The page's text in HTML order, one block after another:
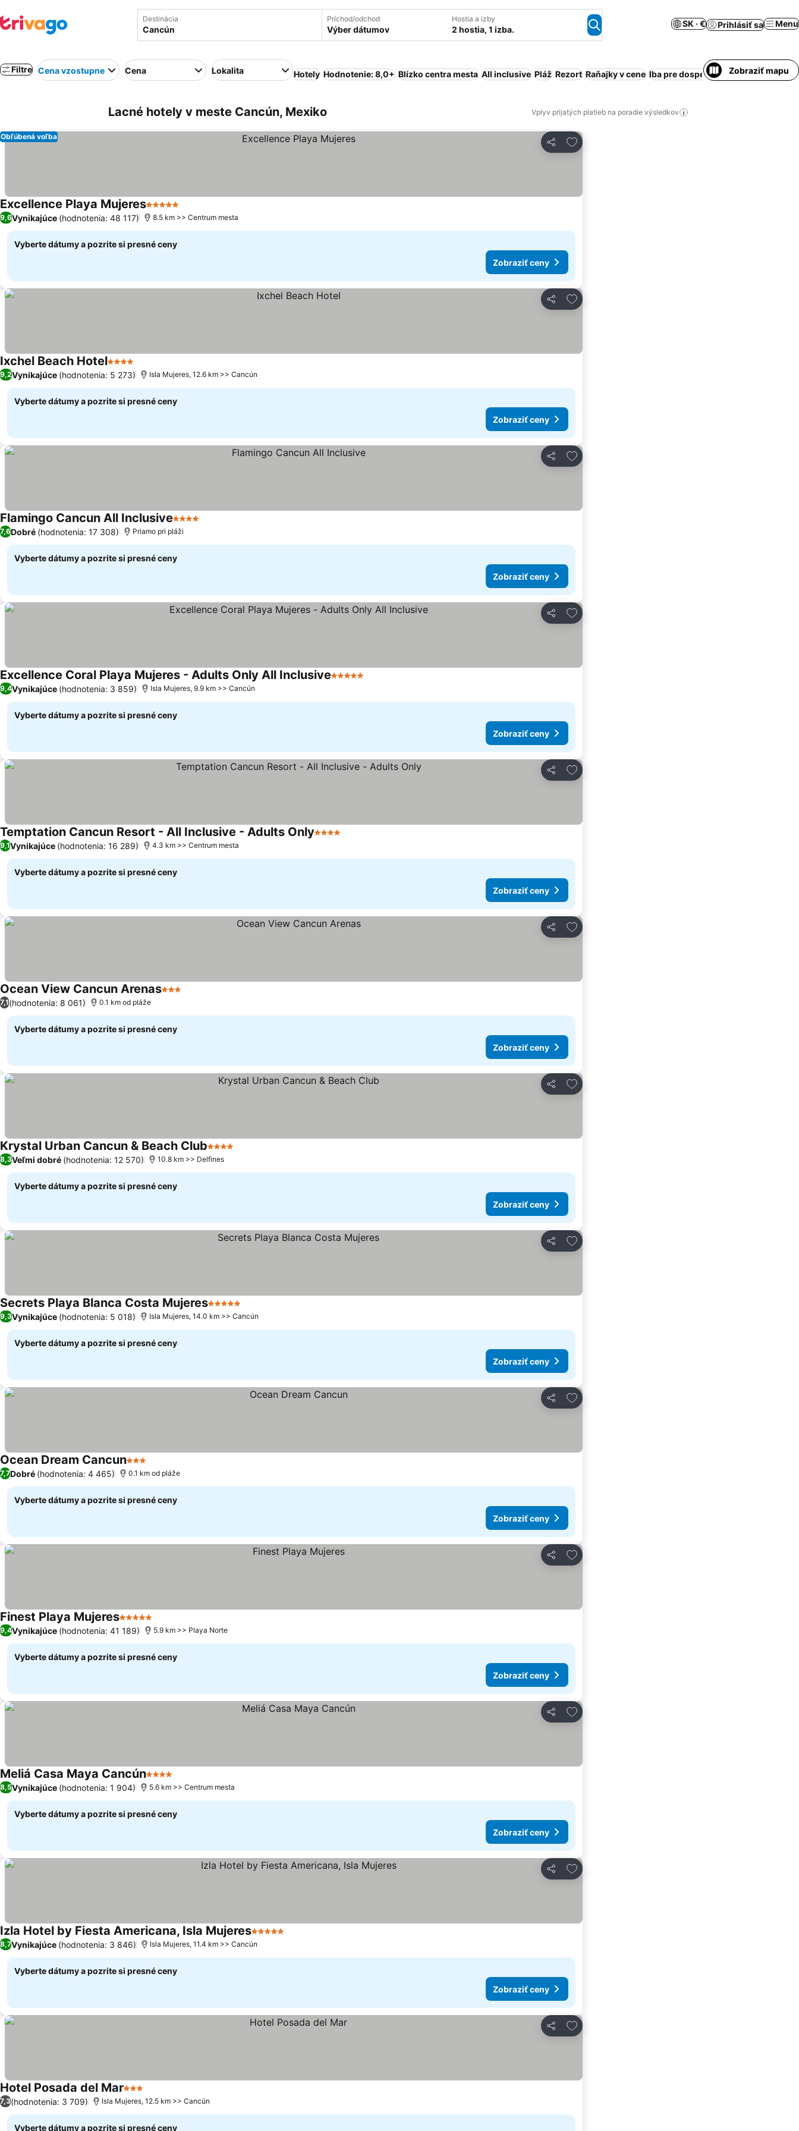
Destinácia Príchod/odchod
Výber dátumov
Hostia a izby
2 hostia, 1 izba.
SK · € Prihlásiť sa Menu
Filtre Cena vzostupne Cena Lokalita Hotely Hodnotenie: 8,0+ Blízko centra mesta All inclusive Pláž Rezort Raňajky v cene Iba pre dospelých Bazén Rodiny
Zobraziť mapu
Lacné hotely v meste Cancún, Mexiko Vplyv prijatých platieb na poradie výsledkov
Zdieľať
Pridať do obľúbených
Obľúbená voľba
Excellence Playa Mujeres5 Počet hviezdičiek
9,6Vynikajúce (hodnotenia: 48 117) 8.5 km >> Centrum mesta
Vyberte dátumy a pozrite si presné ceny
Zobraziť ceny
Zdieľať
Pridať do obľúbených
Ixchel Beach Hotel4 Počet hviezdičiek
9,2Vynikajúce (hodnotenia: 5 273) Isla Mujeres, 12.6 km >> Cancún
Vyberte dátumy a pozrite si presné ceny
Zobraziť ceny
Zdieľať
Pridať do obľúbených
Flamingo Cancun All Inclusive4 Počet hviezdičiek
7,6Dobré (hodnotenia: 17 308) Priamo pri pláži
Vyberte dátumy a pozrite si presné ceny
Zobraziť ceny
Zdieľať
Pridať do obľúbených
Excellence Coral Playa Mujeres - Adults Only All Inclusive5 Počet hviezdičiek
9,4Vynikajúce (hodnotenia: 3 859) Isla Mujeres, 9.9 km >> Cancún
Vyberte dátumy a pozrite si presné ceny
Zobraziť ceny
Zdieľať
Pridať do obľúbených
Temptation Cancun Resort - All Inclusive - Adults Only4 Počet hviezdičiek
9,1Vynikajúce (hodnotenia: 16 289) 4.3 km >> Centrum mesta
Vyberte dátumy a pozrite si presné ceny
Zobraziť ceny
Zdieľať
Pridať do obľúbených
Ocean View Cancun Arenas3 Počet hviezdičiek
7,1(hodnotenia: 8 061) 0.1 km od pláže
Vyberte dátumy a pozrite si presné ceny
Zobraziť ceny
Zdieľať
Pridať do obľúbených
Krystal Urban Cancun & Beach Club4 Počet hviezdičiek
8,3Veľmi dobré (hodnotenia: 12 570) 10.8 km >> Delfines
Vyberte dátumy a pozrite si presné ceny
Zobraziť ceny
Zdieľať
Pridať do obľúbených
Secrets Playa Blanca Costa Mujeres5 Počet hviezdičiek
9,3Vynikajúce (hodnotenia: 5 018) Isla Mujeres, 14.0 km >> Cancún
Vyberte dátumy a pozrite si presné ceny
Zobraziť ceny
Zdieľať
Pridať do obľúbených
Ocean Dream Cancun3 Počet hviezdičiek
7,7Dobré (hodnotenia: 4 465) 0.1 km od pláže
Vyberte dátumy a pozrite si presné ceny
Zobraziť ceny
Zdieľať
Pridať do obľúbených
Finest Playa Mujeres5 Počet hviezdičiek
9,4Vynikajúce (hodnotenia: 41 189) 5.9 km >> Playa Norte
Vyberte dátumy a pozrite si presné ceny
Zobraziť ceny
Zdieľať
Pridať do obľúbených
Meliá Casa Maya Cancún4 Počet hviezdičiek
8,5Vynikajúce (hodnotenia: 1 904) 5.6 km >> Centrum mesta
Vyberte dátumy a pozrite si presné ceny
Zobraziť ceny
Zdieľať
Pridať do obľúbených
Izla Hotel by Fiesta Americana, Isla Mujeres5 Počet hviezdičiek
8,7Vynikajúce (hodnotenia: 3 846) Isla Mujeres, 11.4 km >> Cancún
Vyberte dátumy a pozrite si presné ceny
Zobraziť ceny
Zdieľať
Pridať do obľúbených
Hotel Posada del Mar3 Počet hviezdičiek
7,3(hodnotenia: 3 709) Isla Mujeres, 12.5 km >> Cancún
Vyberte dátumy a pozrite si presné ceny